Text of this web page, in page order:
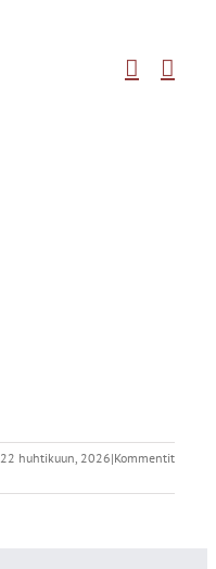
22 huhtikuun, 2026|Kommentit